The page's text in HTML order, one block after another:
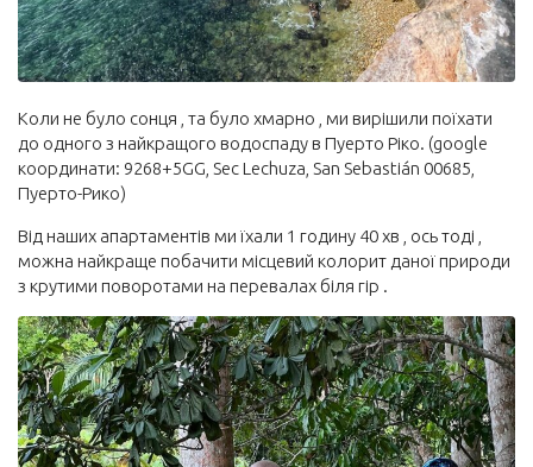
Коли не було сонця , та було хмарно , ми вирішили поїхати
до одного з найкращого водоспаду в Пуерто Ріко. (google
координати: 9268+5GG, Sec Lechuza, San Sebastián 00685,
Пуерто-Рико)
Від наших апартаментів ми їхали 1 годину 40 хв , ось тоді ,
можна найкраще побачити місцевий колорит даної природи
з крутими поворотами на перевалах біля гір .